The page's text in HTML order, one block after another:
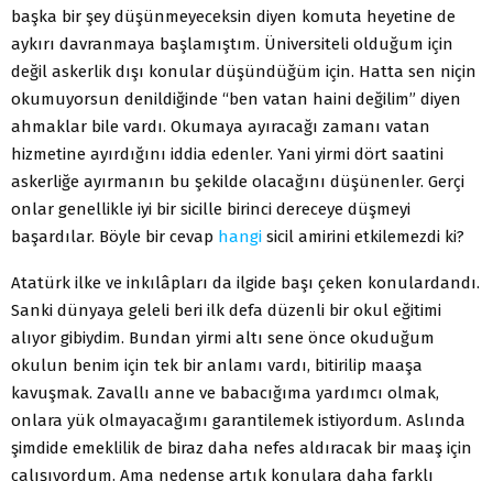
başka bir şey düşünmeyeceksin diyen komuta heyetine de
aykırı davranmaya başlamıştım. Üniversiteli olduğum için
değil askerlik dışı konular düşündüğüm için. Hatta sen niçin
okumuyorsun denildiğinde “ben vatan haini değilim” diyen
ahmaklar bile vardı. Okumaya ayıracağı zamanı vatan
hizmetine ayırdığını iddia edenler. Yani yirmi dört saatini
askerliğe ayırmanın bu şekilde olacağını düşünenler. Gerçi
onlar genellikle iyi bir sicille birinci dereceye düşmeyi
başardılar. Böyle bir cevap hangi sicil amirini etkilemezdi ki?
Atatürk ilke ve inkılâpları da ilgide başı çeken konulardandı.
Sanki dünyaya geleli beri ilk defa düzenli bir okul eğitimi
alıyor gibiydim. Bundan yirmi altı sene önce okuduğum
okulun benim için tek bir anlamı vardı, bitirilip maaşa
kavuşmak. Zavallı anne ve babacığıma yardımcı olmak,
onlara yük olmayacağımı garantilemek istiyordum. Aslında
şimdide emeklilik de biraz daha nefes aldıracak bir maaş için
çalışıyordum. Ama nedense artık konulara daha farklı